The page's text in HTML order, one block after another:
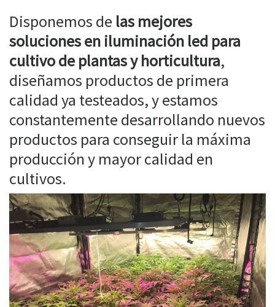
Disponemos de las mejores
soluciones en iluminación led para
cultivo de plantas y horticultura,
diseñamos productos de primera
calidad ya testeados, y estamos
constantemente desarrollando nuevos
productos para conseguir la máxima
producción y mayor calidad en
cultivos.